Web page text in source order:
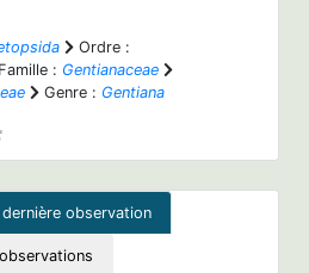
Ordre :
Famille : Gentianaceae
Genre : Gentiana
observation